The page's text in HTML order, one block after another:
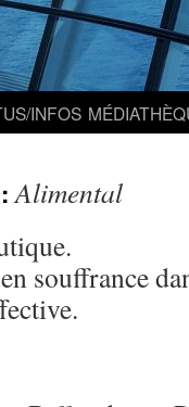
INFOS
:Alimental
souffrance